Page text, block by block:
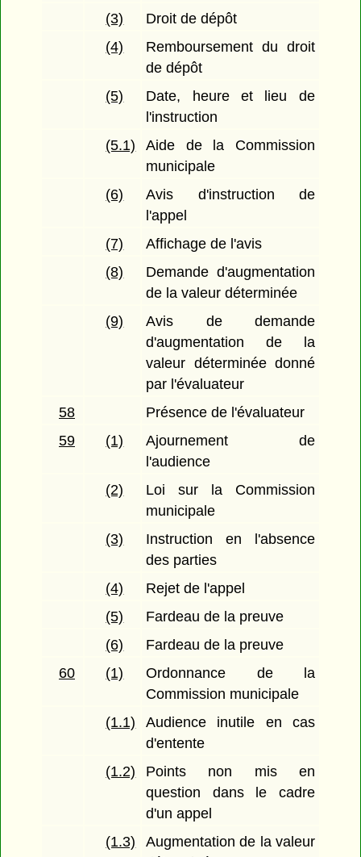
(3)
Droit de dépôt
(4)
Remboursement du droit
de dépôt
(5)
Date, heure et lieu de
l'instruction
(5.1)
Aide de la Commission
municipale
(6)
Avis d'instruction de
l'appel
(7)
Affichage de l'avis
(8)
Demande d'augmentation
de la valeur déterminée
(9)
Avis de demande
d'augmentation de la
valeur déterminée donné
par l'évaluateur
58
Présence de l'évaluateur
59
(1)
Ajournement de
l'audience
(2)
Loi sur la Commission
municipale
(3)
Instruction en l'absence
des parties
(4)
Rejet de l'appel
(5)
Fardeau de la preuve
(6)
Fardeau de la preuve
60
(1)
Ordonnance de la
Commission municipale
(1.1)
Audience inutile en cas
d'entente
(1.2)
Points non mis en
question dans le cadre
d'un appel
(1.3)
Augmentation de la valeur